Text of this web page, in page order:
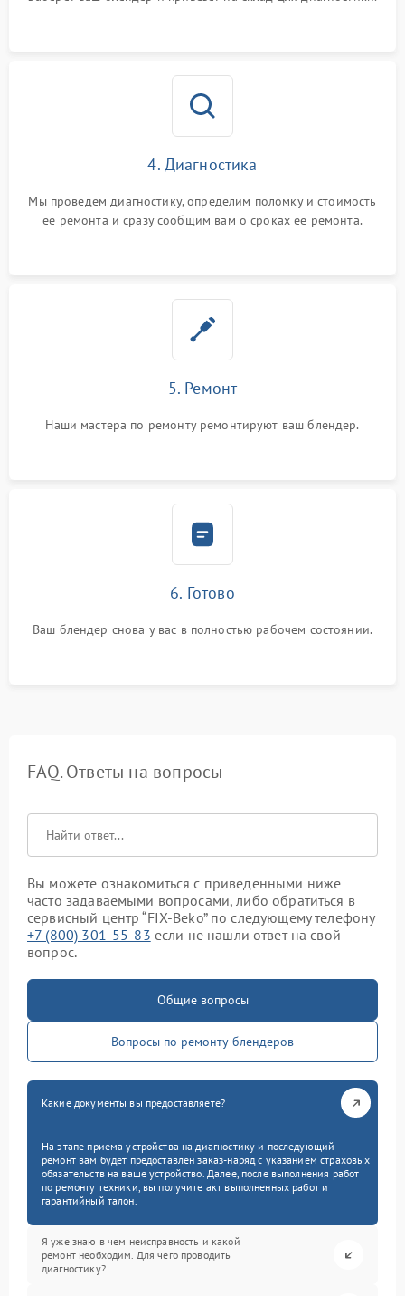
4. Диагностика
Мы проведем диагностику, определим поломку и стоимость
ее ремонта и сразу сообщим вам о сроках ее ремонта.
5. Ремонт
Наши мастера по ремонту ремонтируют ваш блендер.
6. Готово
Ваш блендер снова у вас в полностью рабочем состоянии.
FAQ. Ответы на вопросы
Вы можете ознакомиться с приведенными ниже
часто задаваемыми вопросами, либо обратиться в
сервисный центр “FIX-Beko” по следующему телефону
+7 (800) 301-55-83 если не нашли ответ на свой
вопрос.
Общие вопросы
Вопросы по ремонту блендеров
Какие документы вы предоставляете?
На этапе приема устройства на диагностику и последующий
ремонт вам будет предоставлен заказ-наряд с указанием страховых
обязательств на ваше устройство. Далее, после выполнения работ
по ремонту техники, вы получите акт выполненных работ и
гарантийный талон.
Я уже знаю в чем неисправность и какой
ремонт необходим. Для чего проводить
диагностику?